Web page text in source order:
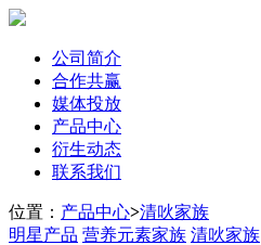
公司简介
合作共赢
媒体投放
产品中心
衍生动态
联系我们
位置： 产品中心>清吙家族
明星产品 营养元素家族 清吙家族